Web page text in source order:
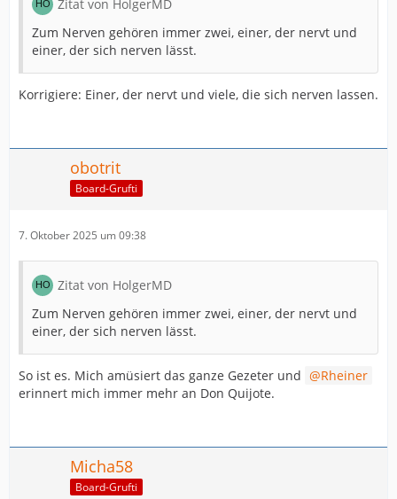
Zitat von HolgerMD
Zum Nerven gehören immer zwei, einer, der nervt und
einer, der sich nerven lässt.
Korrigiere: Einer, der nervt und viele, die sich nerven lassen.
obotrit
Board-Grufti
7. Oktober 2025 um 09:38
Zitat von HolgerMD
Zum Nerven gehören immer zwei, einer, der nervt und
einer, der sich nerven lässt.
So ist es. Mich amüsiert das ganze Gezeter und
Rheiner
erinnert mich immer mehr an Don Quijote.
Micha58
Board-Grufti